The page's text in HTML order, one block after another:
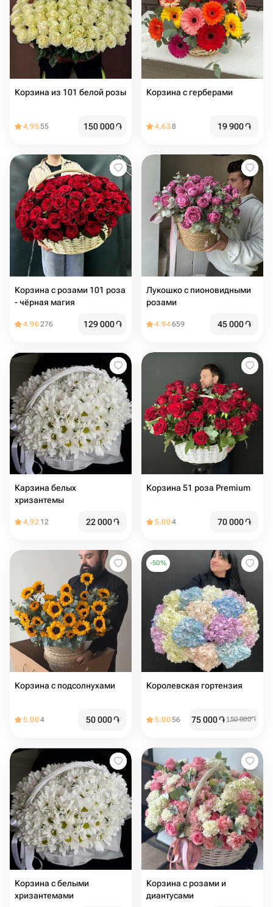
Корзина из 101 белой розы
4.9555 150 000֏
Корзина с герберами
4.638 19 900֏
Корзина с розами 101 роза
- чёрная магия
4.96276 129 000֏
Лукошко с пионовидными
розами
4.94659 45 000֏
Карзина белых
хризантемы
4.92 12 22 000֏
Корзина 51 роза Premium
5.004 70 000֏
Корзина с подсолнухами
5.004 50 000֏
-50%
Королевская гортензия
5.0056 75 000֏ 150 000֏
Корзина с белыми
хризантемами
Корзина с розами и
диантусами